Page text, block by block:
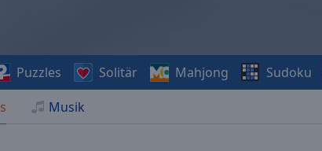
Musik
Puzzles Solitär Mahjong Sudoku